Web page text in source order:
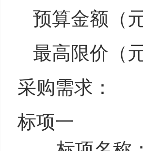
预算金额（
最高限价（
采购需求
标项一